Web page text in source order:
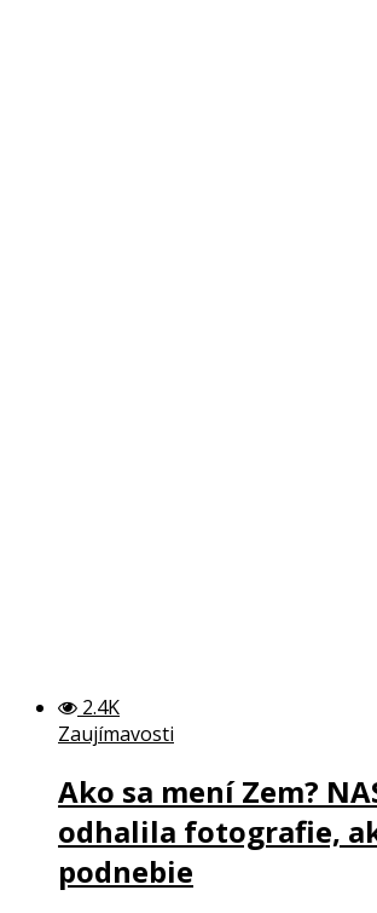
2.4K
Zaujímavosti
Ako sa mení Zem?
odhalila fotografie,
podnebie